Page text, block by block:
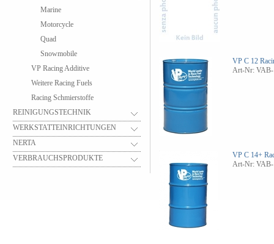
Marine
Motorcycle
Quad
Snowmobile
VP Racing Additive
Weitere Racing Fuels
Racing Schmierstoffe
REINIGUNGSTECHNIK
WERKSTATTEINRICHTUNGEN
NERTA
VERBRAUCHSPRODUKTE
VP C 12
Art-Nr: VAB-
VP C 14+
Art-Nr: VAB-